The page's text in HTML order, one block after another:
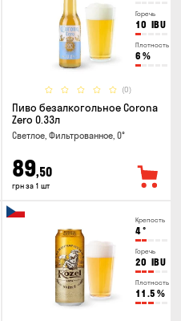
Горечь
10 IBU
Плотность
6 %
(0)
Пиво безалкогольное Corona
Zero 0.33л
Светлое, Фильтрованное, 0°
89,50
грн за 1 шт
Крепость
4°
Горечь
20 IBU
Плотность
11.5 %